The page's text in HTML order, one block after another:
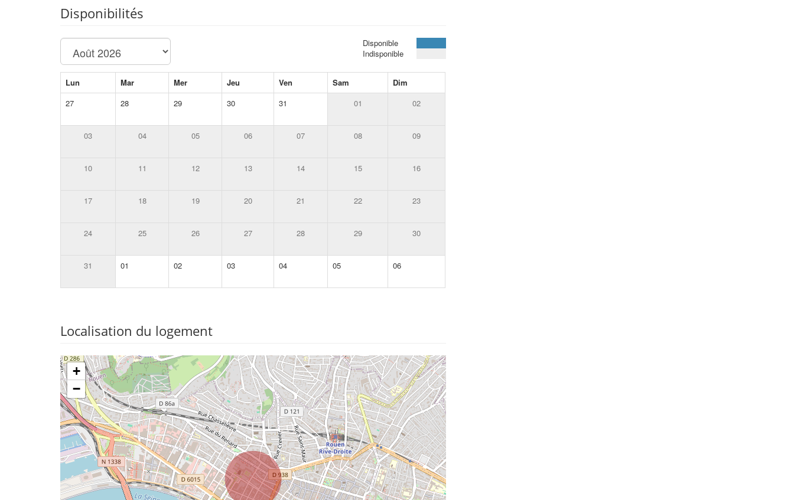
Disponibilités
Disponible
Indisponible
Lun Mar Mer Jeu Ven Sam
Dim
27
28 29 30 31 01 02
03 04 05 06 07 08 09
10 11 12 13 14 15 16
17 18 19 20 21 22 23
24 25 26 27 28 29 30
31 01 02 03 04 05 06
Localisation du logement
+
−